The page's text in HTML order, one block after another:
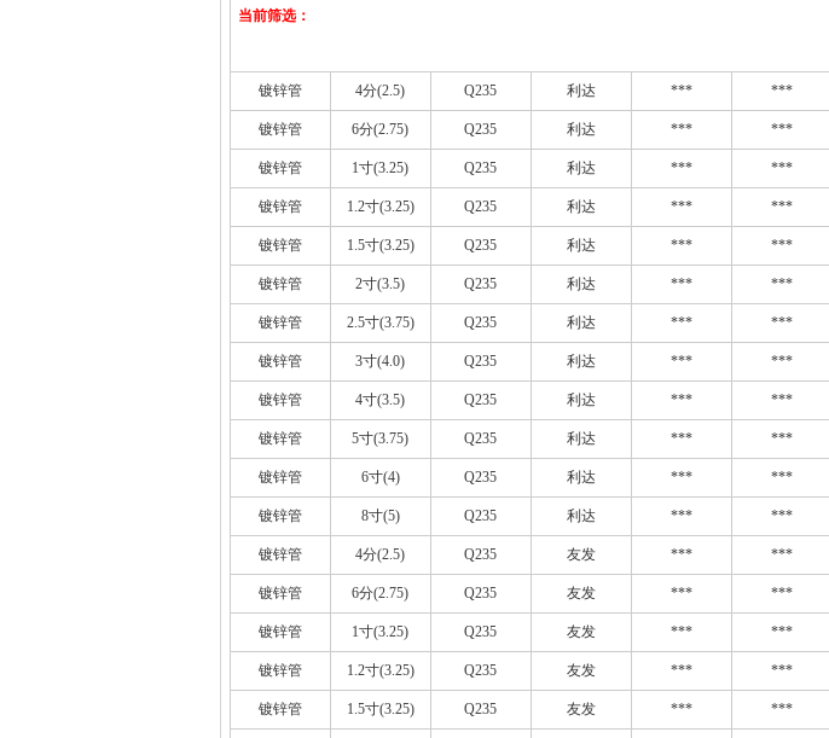
当前筛选：
镀锌管 4分(2.5) Q235 利达 *** ***
镀锌管 6分(2.75) Q235 利达 *** ***
镀锌管 1寸(3.25) Q235 利达 *** ***
镀锌管 1.2寸(3.25) Q235 利达 *** ***
镀锌管 1.5寸(3.25) Q235 利达 *** ***
镀锌管 2寸(3.5) Q235 利达 *** ***
镀锌管 2.5寸(3.75) Q235 利达 *** ***
镀锌管 3寸(4.0) Q235 利达 *** ***
镀锌管 4寸(3.5) Q235 利达 *** ***
镀锌管 5寸(3.75) Q235 利达 *** ***
镀锌管 6寸(4) Q235 利达 *** ***
镀锌管 8寸(5) Q235 利达 *** ***
镀锌管 4分(2.5) Q235 友发 *** ***
镀锌管 6分(2.75) Q235 友发 *** ***
镀锌管 1寸(3.25) Q235 友发 *** ***
镀锌管 1.2寸(3.25) Q235 友发 *** ***
镀锌管 1.5寸(3.25) Q235 友发 *** ***